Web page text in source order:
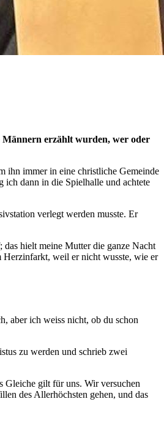
erzählt wurden, wer oder
ihn immer in eine christliche Gemeinde
ich dann in die Spielhalle und achtete
verlegt werden musste. Er
hielt meine Mutter die ganze Nacht
Herzinfarkt, weil er nicht wusste, wie er
aber ich weiss nicht, ob du schon
zu werden und schrieb zwei
Gleiche gilt für uns. Wir versuchen
des Allerhöchsten gehen, und das